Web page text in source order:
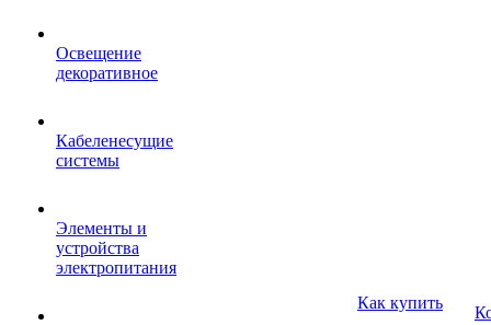
Освещение
декоративное
Кабеленесущие
системы
Элементы и
устройства
электропитания
Как купить